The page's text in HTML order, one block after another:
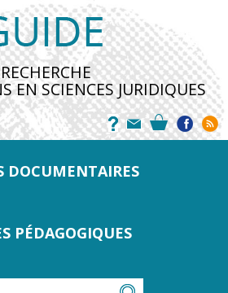
EN SCIENCES JURIDIQUES
DOCUMENTAIRES
PÉDAGOGIQUES